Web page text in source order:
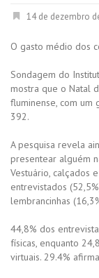
14 de dezembro
O gasto médio dos
Sondagem do
mostra que o Natal
fluminense, com um
392.
A pesquisa revela
presentear alguém
Vestuário, calçados
entrevistados
lembrancinhas
44,8% dos
físicas, enquanto
virtuais. 29.4%